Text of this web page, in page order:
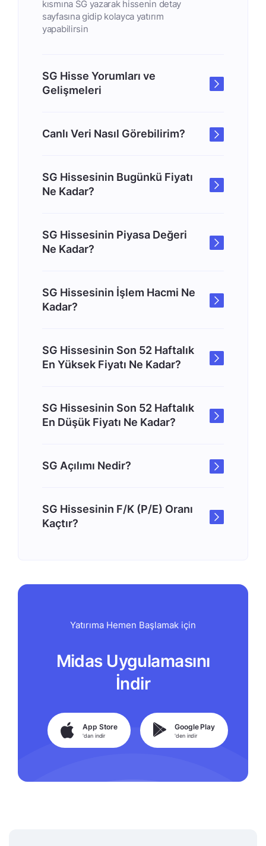
kısmına SG yazarak hissenin detay
sayfasına gidip kolayca yatırım
yapabilirsin
SG Hisse Yorumları ve
Gelişmeleri
Canlı Veri Nasıl Görebilirim?
SG Hissesinin Bugünkü Fiyatı
Ne Kadar?
SG Hissesinin Piyasa Değeri
Ne Kadar?
SG Hissesinin İşlem Hacmi Ne
Kadar?
SG Hissesinin Son 52 Haftalık
En Yüksek Fiyatı Ne Kadar?
SG Hissesinin Son 52 Haftalık
En Düşük Fiyatı Ne Kadar?
SG Açılımı Nedir?
SG Hissesinin F/K (P/E) Oranı
Kaçtır?
Yatırıma Hemen Başlamak için
Midas Uygulamasını
İndir
App Store
'dan indir
Google Play
'den indir